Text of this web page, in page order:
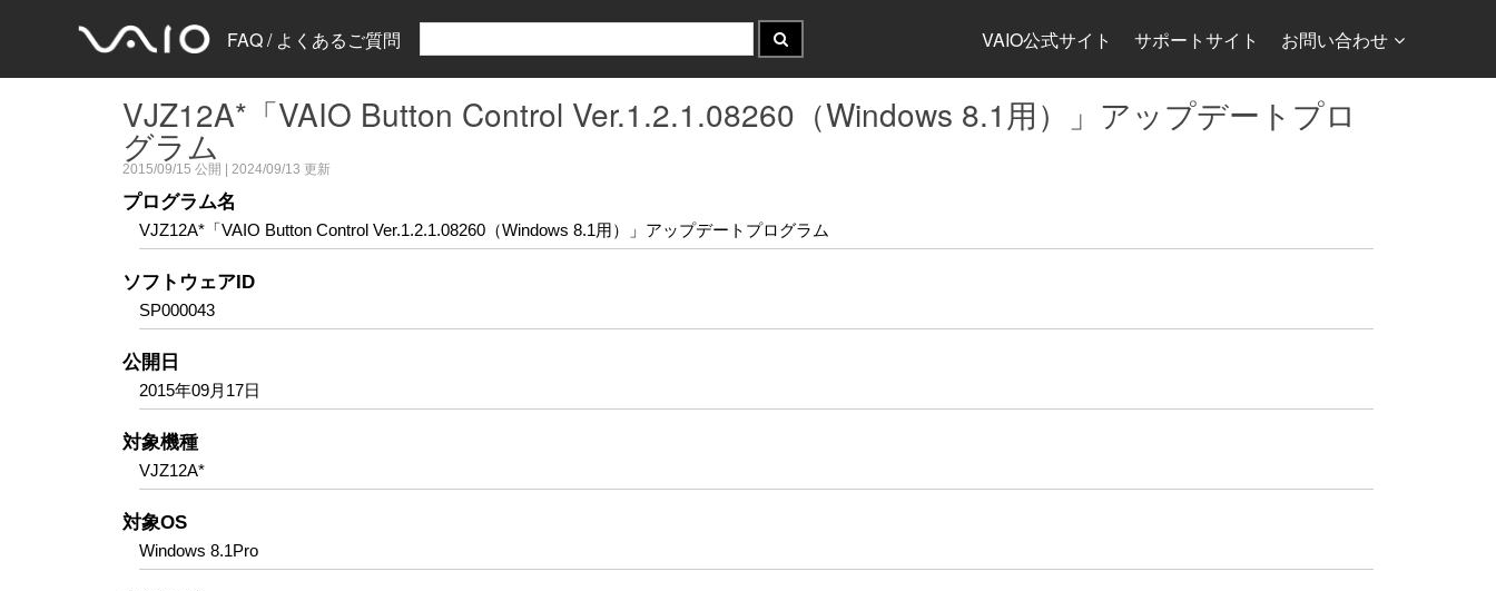
FAQ / よくあるご質問 VAIO公式サイト サポートサイト お問い合わせ
VJZ12A*「VAIO Button Control Ver.1.2.1.08260（Windows 8.1用）」アップデートプロ
グラム
2015/09/15 公開 | 2024/09/13 更新
プログラム名
VJZ12A*「VAIO Button Control Ver.1.2.1.08260（Windows 8.1用）」アップデートプログラム
ソフトウェアID
SP000043
公開日
2015年09月17日
対象機種
VJZ12A*
対象OS
Windows 8.1Pro